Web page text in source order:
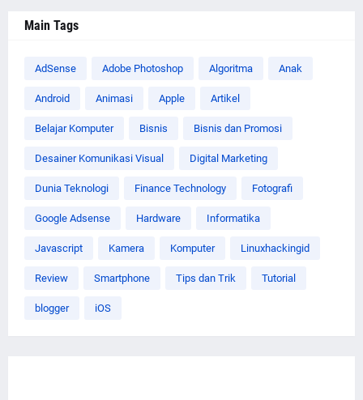
Main Tags
AdSense Adobe Photoshop Algoritma Anak
Android Animasi Apple Artikel
Belajar Komputer Bisnis Bisnis dan Promosi
Desainer Komunikasi Visual Digital Marketing
Dunia Teknologi Finance Technology Fotografi
Google Adsense Hardware Informatika
Javascript Kamera Komputer Linuxhackingid
Review Smartphone Tips dan Trik Tutorial
blogger iOS